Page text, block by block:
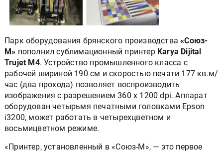
Парк оборудования брянского производства«Союз-
М» пополнил сублимационный принтерKarya Dijital
Trujet M4. Устройство промышленного класса с
рабочей шириной 190 см и скоростью печати 177 кв.м/
час (два прохода) позволяет воспроизводить
изображения с разрешением 360 х 1200 dpi. Аппарат
оборудован четырьмя печатными головками Epson
i3200, может работать в четырехцветном и
восьмицветном режиме.
«Принтер, установленный в «Союз-М», — это первое